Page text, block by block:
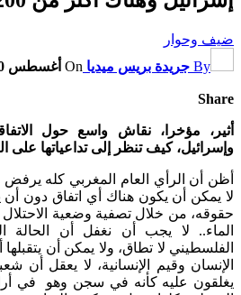
ضيف وحوار
By جريدة بريس ميديا On أغسطس 30, 2020
Share
أثير، مؤخرا، نقاش واسع حول
وإسرائيل، كيف تنظر إلى تداعياتها على
أظن أن الرأي العام المغربي كله يرفض
لا يمكن أن يكون هناك أي اتفاق دون
حقوقه، من خلال تصفية وضعية
الماء.. لا يجب أن نغفل أن الحالة
الفلسطيني لا تطاق، ولا يمكن أن
الإنسان وقيم الإنسانية، لا يعقل أن
يغلقون عليه كأنه في سجن وهو في